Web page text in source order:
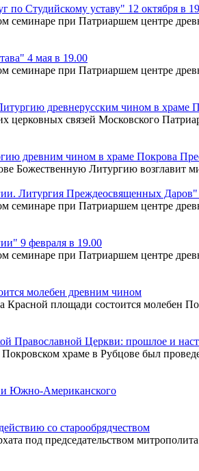
Студийскому уставу" 12 октября в
при Патриаршем центре
4 мая в 19.00
при Патриаршем центре
древнерусским чином в храме
церковных связей Московского
древним чином в храме Покрова
Божественную Литургию возглавит
Литургия Преждеосвященных Даров"
при Патриаршем центре
9 февраля в 19.00
при Патриаршем центре
молебен древним чином
площади состоится молебен
Православной Церкви: прошлое и
храме в Рубцове был
и Южно-Американского
со старообрядчеством
под председательством